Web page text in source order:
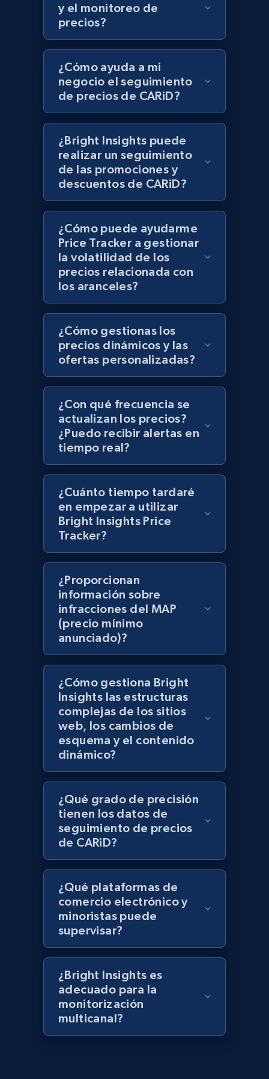
URL, Product id, Title, Product description,
Rating, Reviews count, Initial price, Discount,
and more.
1.3K+ 175+ Comenzar ahora
Zara - Products
Category id, Product id, Product name, Price,
Currency, Colour code, Colour, Description, and
Zara - Products - discovery by category url
1.2K+ Comenzar ahora
Best Buy products
URL, Product id, Title, Images, Final price,
Currency, Discount, Initial price, and more.
1.1K+ 149+ Comenzar ahora
Best Buy products - Collect data on
products using specified keywords
Currency, Discount, Initial price, and more.
1.1K+
URL, Title, Rating, Reviews, Initial price, Final
price, Currency, Stock, and more.
991+ 165+ Comenzar ahora
Lazada - Products - Discover products by
keyword
URL, Title, Rating, Reviews, Initial price, Final
price, Currency, Stock, and more.
Lazada - Products - Discover products by
URL, Title, Rating, Reviews, Initial price, Final
price, Currency, Stock, and more.
991+ 165+
y el monitoreo de
precios?
¿Cómo ayuda a mi
negocio el seguimiento
de precios de CARiD?
¿Bright Insights puede
realizar un seguimiento
de las promociones y
descuentos de CARiD?
¿Cómo puede ayudarme
Price Tracker a gestionar
la volatilidad de los
precios relacionada con
los aranceles?
¿Cómo gestionas los
precios dinámicos y las
ofertas personalizadas?
¿Con qué frecuencia se
actualizan los precios?
¿Puedo recibir alertas en
tiempo real?
¿Cuánto tiempo tardaré
en empezar a utilizar
Bright Insights Price
Tracker?
¿Proporcionan
información sobre
infracciones del MAP
(precio mínimo
anunciado)?
¿Cómo gestiona Bright
Insights las estructuras
complejas de los sitios
web, los cambios de
esquema y el contenido
dinámico?
¿Qué grado de precisión
tienen los datos de
seguimiento de precios
de CARiD?
¿Qué plataformas de
comercio electrónico y
minoristas puede
supervisar?
¿Bright Insights es
adecuado para la
monitorización
multicanal?